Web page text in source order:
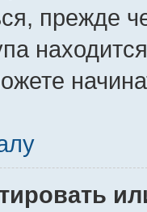
прежде